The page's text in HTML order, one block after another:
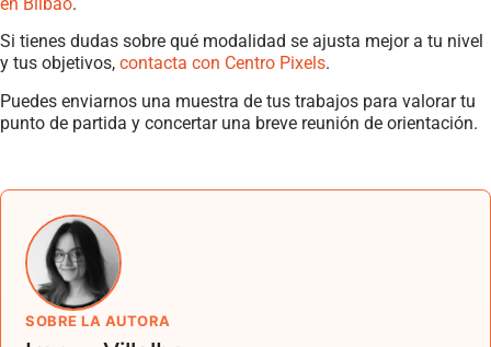
Si tienes dudas sobre qué modalidad se ajusta mejor a tu nivel
y tus objetivos, contacta con Centro Pixels.
Puedes enviarnos una muestra de tus trabajos para valorar tu
punto de partida y concertar una breve reunión de orientación.
SOBRE LA AUTORA